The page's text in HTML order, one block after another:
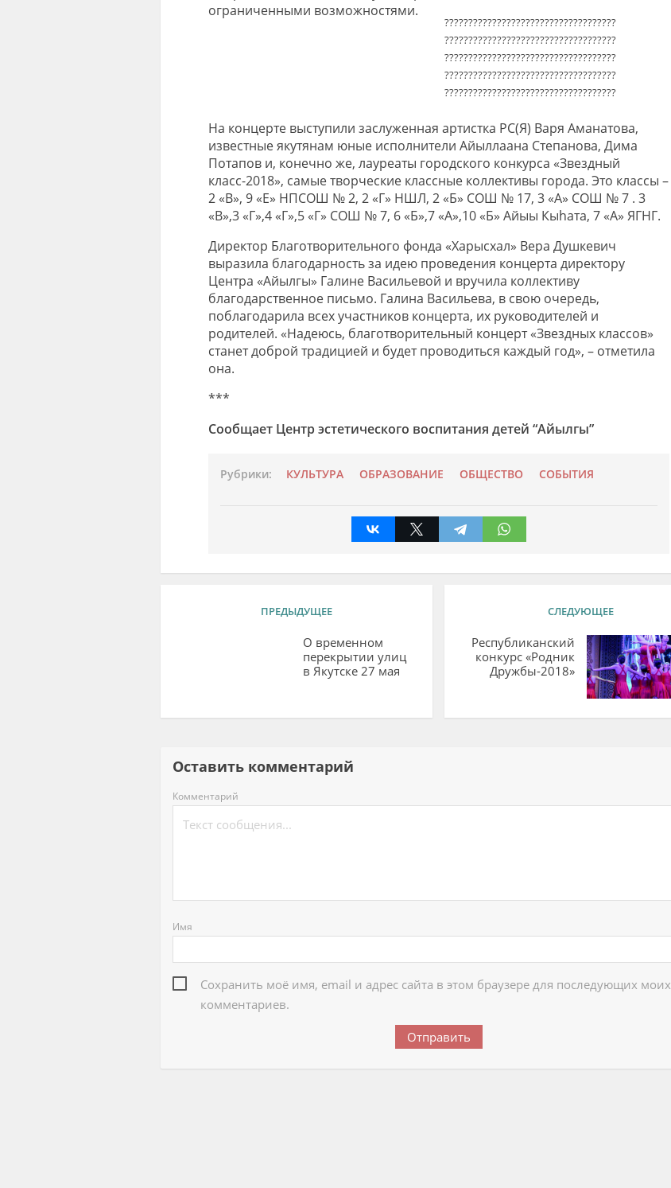
ограниченными возможностями.
????????????????????????????????????
????????????????????????????????????
????????????????????????????????????
????????????????????????????????????
????????????????????????????????????
На концерте выступили заслуженная артистка РС(Я) Варя Аманатова,
известные якутянам юные исполнители Айыллаана Степанова, Дима
Потапов и, конечно же, лауреаты городского конкурса «Звездный
класс-2018», самые творческие классные коллективы города. Это классы –
2 «В», 9 «Е» НПСОШ № 2, 2 «Г» НШЛ, 2 «Б» СОШ № 17, 3 «А» СОШ № 7 . 3
«В»,3 «Г»,4 «Г»,5 «Г» СОШ № 7, 6 «Б»,7 «А»,10 «Б» Айыы Кыhата, 7 «А» ЯГНГ.
Директор Благотворительного фонда «Харысхал» Вера Душкевич
выразила благодарность за идею проведения концерта директору
Центра «Айылгы» Галине Васильевой и вручила коллективу
благодарственное письмо. Галина Васильева, в свою очередь,
поблагодарила всех участников концерта, их руководителей и
родителей. «Надеюсь, благотворительный концерт «Звездных классов»
станет доброй традицией и будет проводиться каждый год», – отметила
она.
***
Сообщает Центр эстетического воспитания детей “Айылгы”
Рубрики: КУЛЬТУРА ОБРАЗОВАНИЕ ОБЩЕСТВО СОБЫТИЯ
ПРЕДЫДУЩЕЕ
О временном
перекрытии улиц
в Якутске 27 мая
СЛЕДУЮЩЕЕ
Республиканский
конкурс «Родник
Дружбы-2018»
Оставить комментарий
Комментарий
Имя
Сохранить моё имя, email и адрес сайта в этом браузере для последующих моих
комментариев.